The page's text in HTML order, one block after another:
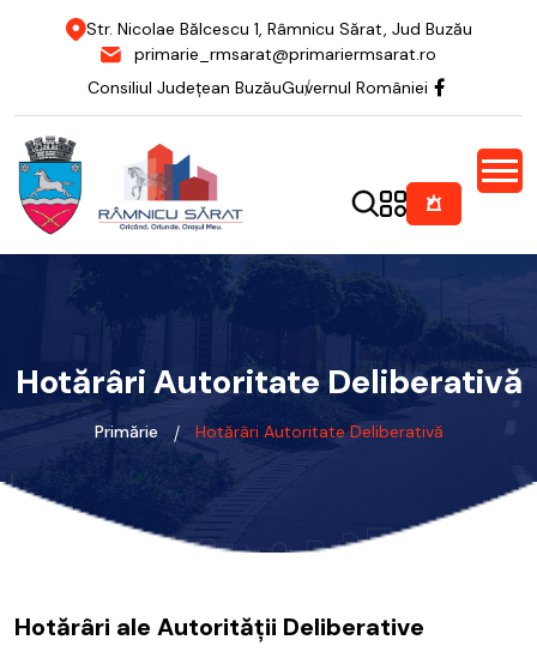
Str. Nicolae Bălcescu 1, Râmnicu Sărat, Jud Buzău
primarie_rmsarat@primariermsarat.ro
Consiliul Județean BuzăuGuvernul României
Hotărâri Autoritate Deliberativă
Primărie Hotărâri Autoritate Deliberativă
Hotărâri ale Autorității Deliberative